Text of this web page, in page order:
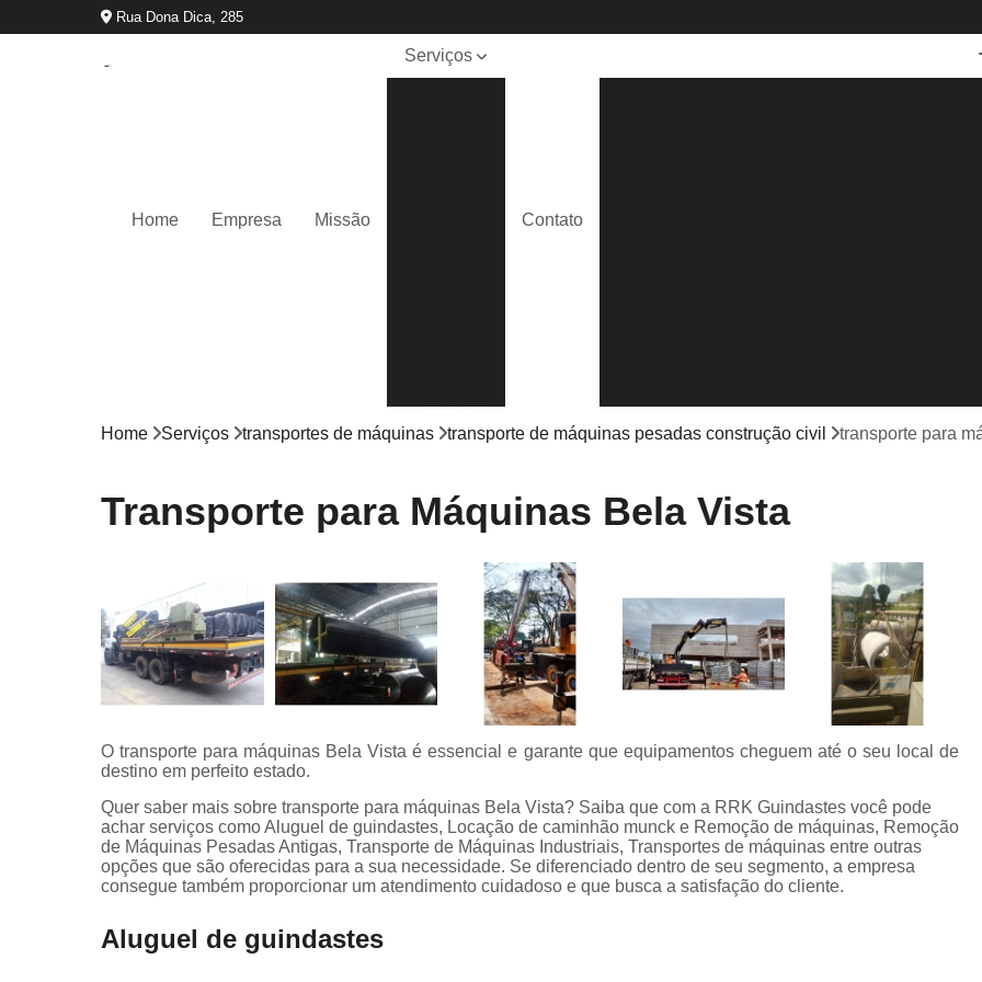
Rua Dona Dica, 285
Home Empresa Missão
Serviços
máquinas
Contato
Locação de Caminhão Munck para
Locação de Munck
Locação de Guindaste para Caminhão Leve
Locação de Guindaste para Empilhadeira
Locação de Guindastes e Muncks
Locação de Guindastes para
Remoção de Máquina de Corte
Remoção de Máquinas e
Remoção de Máquinas Pesadas
Remoção de Máquinas Pesadas
Transporte e Remoção de Máquinas
Home Serviços transportes de máquinas transporte de máquinas pesadas construção civil transporte para
Transporte para Máquinas Bela Vista
O transporte para máquinas Bela Vista é essencial e garante que equipamentos cheguem até o seu local de
destino em perfeito estado.
Quer saber mais sobre transporte para máquinas Bela Vista? Saiba que com a RRK Guindastes você pode
achar serviços como Aluguel de guindastes, Locação de caminhão munck e Remoção de máquinas, Remoção
de Máquinas Pesadas Antigas, Transporte de Máquinas Industriais, Transportes de máquinas entre outras
opções que são oferecidas para a sua necessidade. Se diferenciado dentro de seu segmento, a empresa
consegue também proporcionar um atendimento cuidadoso e que busca a satisfação do cliente.
Aluguel de guindastes